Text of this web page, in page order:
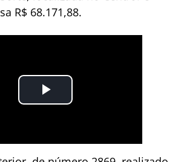
R$ 68.171,88.